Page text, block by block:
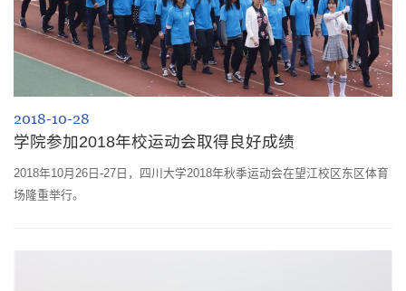
2018-10-28
学院参加2018年校运动会取得良好成绩
2018年10月26日-27日，四川大学2018年秋季运动会在望江校区东区体育
场隆重举行。